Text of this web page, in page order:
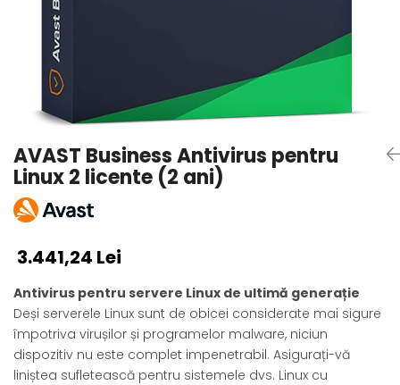
AVAST Driver Updater
AVAST SecureLine VPN
AVAST AntiTrack Premium
AVAST Business Antivirus pentru
Linux 2 licente (2 ani)
3.441,24 Lei
Antivirus pentru servere Linux de ultimă generație
Deși serverele Linux sunt de obicei considerate mai sigure
împotriva virușilor și programelor malware, niciun
dispozitiv nu este complet impenetrabil. Asigurați-vă
liniștea sufletească pentru sistemele dvs. Linux cu